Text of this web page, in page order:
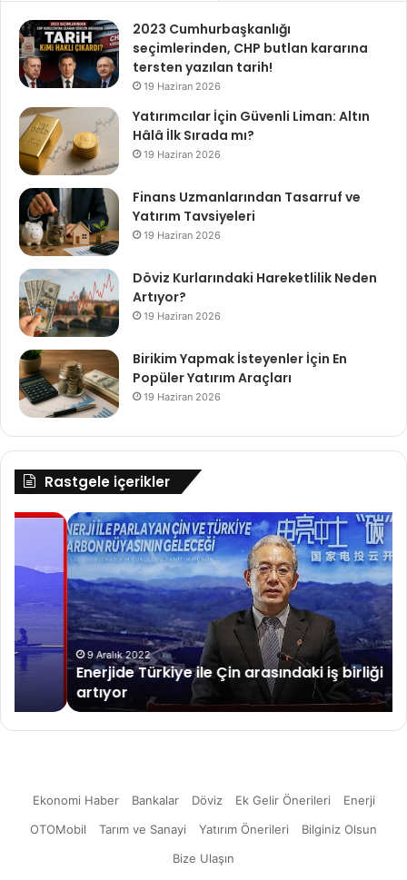
2023 Cumhurbaşkanlığı
seçimlerinden, CHP butlan kararına
tersten yazılan tarih!
19 Haziran 2026
Yatırımcılar İçin Güvenli Liman: Altın
Hâlâ İlk Sırada mı?
19 Haziran 2026
Finans Uzmanlarından Tasarruf ve
Yatırım Tavsiyeleri
19 Haziran 2026
Döviz Kurlarındaki Hareketlilik Neden
Artıyor?
19 Haziran 2026
Birikim Yapmak İsteyenler İçin En
Popüler Yatırım Araçları
19 Haziran 2026
Rastgele içerikler
Enerjide
arasındaki
birliği
artıyor9 Aralık 2022
Enerjide Türkiye ile Çin arasındaki iş birliği
Ekonomi Haber Bankalar Döviz Ek Gelir Önerileri
Enerji
OTOMobil
Tarım ve Sanayi Yatırım Önerileri
Bilginiz Olsun
Bize Ulaşın